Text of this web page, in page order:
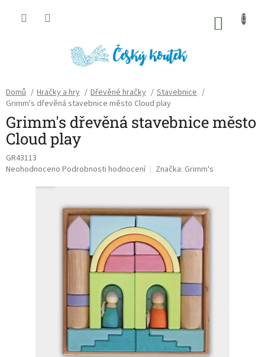
Domů / Hračky a hry / Dřevěné hračky / Stavebnice /
Grimm's dřevěná stavebnice město Cloud play
Grimm's dřevěná stavebnice město
Cloud play
GR43113
Průměrné
Neohodnoceno Podrobnosti hodnocení Značka: Grimm's